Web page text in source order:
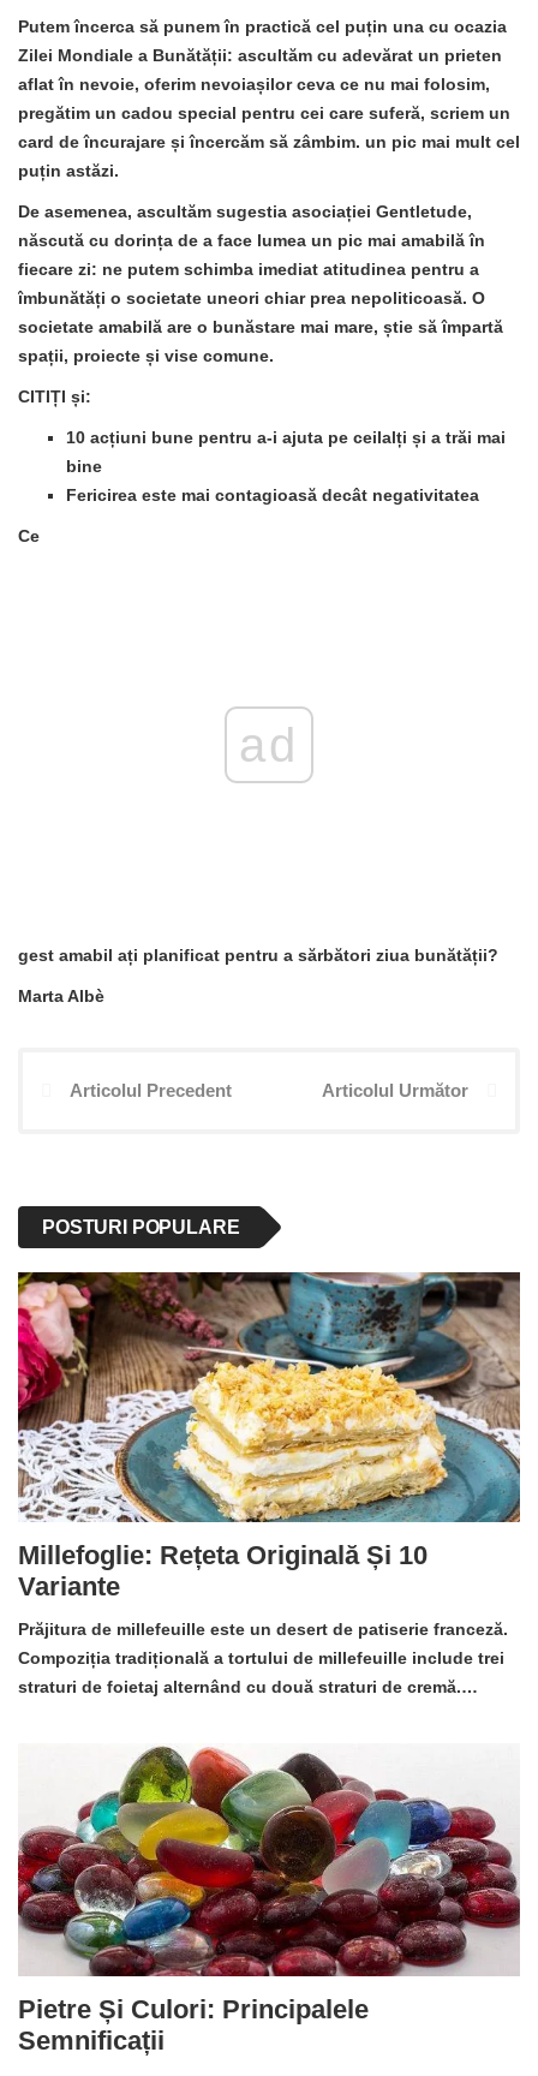
Putem încerca să punem în practică cel puțin una cu ocazia
Zilei Mondiale a Bunătății: ascultăm cu adevărat un prieten
aflat în nevoie, oferim nevoiașilor ceva ce nu mai folosim,
pregătim un cadou special pentru cei care suferă, scriem un
card de încurajare și încercăm să zâmbim. un pic mai mult cel
puțin astăzi.
De asemenea, ascultăm sugestia asociației Gentletude,
născută cu dorința de a face lumea un pic mai amabilă în
fiecare zi: ne putem schimba imediat atitudinea pentru a
îmbunătăți o societate uneori chiar prea nepoliticoasă. O
societate amabilă are o bunăstare mai mare, știe să împartă
spații, proiecte și vise comune.
CITIȚI și:
10 acțiuni bune pentru a-i ajuta pe ceilalți și a trăi mai
bine
Fericirea este mai contagioasă decât negativitatea
Ce
ad
gest amabil ați planificat pentru a sărbători ziua bunătății?
Marta Albè
Articolul Precedent Articolul Următor
POSTURI POPULARE
Millefoglie: Rețeta Originală Și 10
Variante
Prăjitura de millefeuille este un desert de patiserie franceză.
Compoziția tradițională a tortului de millefeuille include trei
straturi de foietaj alternând cu două straturi de cremă.…
Pietre Și Culori: Principalele
Semnificații